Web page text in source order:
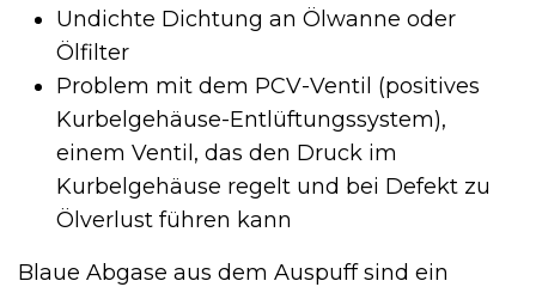
Undichte Dichtung an Ölwanne oder
Ölfilter
Problem mit dem PCV-Ventil (positives
Kurbelgehäuse-Entlüftungssystem),
einem Ventil, das den Druck im
Kurbelgehäuse regelt und bei Defekt zu
Ölverlust führen kann
Blaue Abgase aus dem Auspuff sind ein